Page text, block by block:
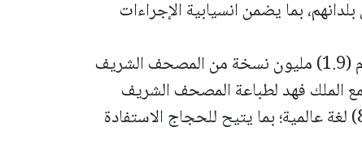
بما يضمن انسيابية الإجراءات
ويبلغ عدد النسخ المخصصة للتوزيع هذا العام (1.9) مليون نسخة من المصحف الشريف
الملك فهد لطباعة المصحف الشريف
بالمدينة المنورة، والمترجمة إلى أكثر من (80) لغة عالمية؛ بما يتيح للحجاج الاستفادة